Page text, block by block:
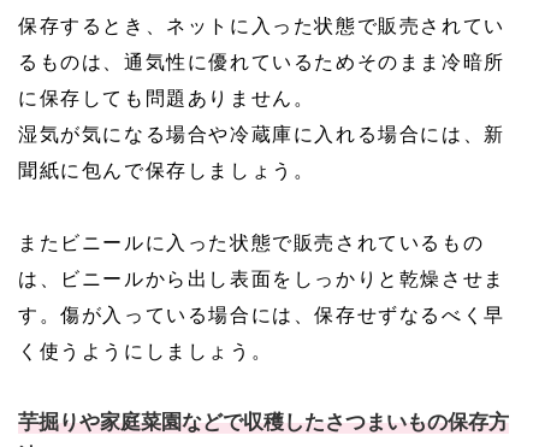
保存するとき、ネットに入った状態で販売されてい
るものは、通気性に優れているためそのまま冷暗所
に保存しても問題ありません。
湿気が気になる場合や冷蔵庫に入れる場合には、新
聞紙に包んで保存しましょう。
またビニールに入った状態で販売されているもの
は、ビニールから出し表面をしっかりと乾燥させま
す。傷が入っている場合には、保存せずなるべく早
く使うようにしましょう。
芋掘りや家庭菜園などで収穫したさつまいもの保存方